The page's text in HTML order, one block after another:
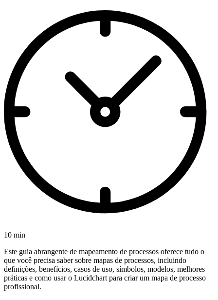
10 min
Este guia abrangente de mapeamento de processos oferece tudo o
que você precisa saber sobre mapas de processos, incluindo
definições, benefícios, casos de uso, símbolos, modelos, melhores
práticas e como usar o Lucidchart para criar um mapa de processo
profissional.